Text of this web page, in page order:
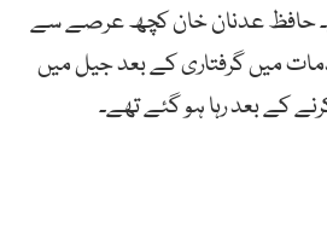
حافظ عدنان خان کچھ عرصے سے
9 مئی مقدمات میں گرفتاری کے بعد جیل میں
کے بعد رہا ہو گئے تھے۔